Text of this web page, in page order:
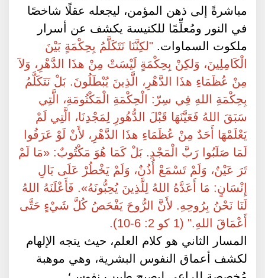
مباشرةً إلى ذهن المؤمن، ليجعله عقلًا شاخصًا
في النور ومُعلِّمًا للكنيسة يكشف عن أسرار
ملكوت السماوات. "لكِنَّنَا نَتَكَلَّمُ بِحِكْمَةٍ بَيْنَ
الْكَامِلِينَ، وَلكِنْ بِحِكْمَةٍ لَيْسَتْ مِنْ هذَا الدَّهْرِ، وَلاَ
مِنْ عُظَمَاءِ هذَا الدَّهْرِ، الَّذِينَ يُبْطَلُونَ. بَلْ نَتَكَلَّمُ
بِحِكْمَةِ اللهِ فِي سِرّ: الْحِكْمَةِ الْمَكْتُومَةِ، الَّتِي
سَبَقَ اللهُ فَعَيَّنَهَا قَبْلَ الدُّهُورِ لِمَجْدِنَا، الَّتِي لَمْ
يَعْلَمْهَا أَحَدٌ مِنْ عُظَمَاءِ هذَا الدَّهْرِ، لأَنْ لَوْ عَرَفُوا
لَمَا صَلَبُوا رَبَّ الْمَجْدِ. بَلْ كَمَا هُوَ مَكْتُوبٌ: «مَا لَمْ
تَرَ عَيْنٌ، وَلَمْ تَسْمَعْ أُذُنٌ، وَلَمْ يَخْطُرْ عَلَى بَالِ
إِنْسَانٍ: مَا أَعَدَّهُ اللهُ لِلَّذِينَ يُحِبُّونَهُ». فَأَعْلَنَهُ اللهُ
لَنَا نَحْنُ بِرُوحِهِ. لأَنَّ الرُّوحَ يَفْحَصُ كُلَّ شَيْءٍ حَتَّى
أَعْمَاقَ اللهِ." (1 كو 2: 6-10).
المسار الثاني هو كلام العلم، حيث يتجه الإلهام
لكشف أعماق النفوس البشرية، وهي موهبة